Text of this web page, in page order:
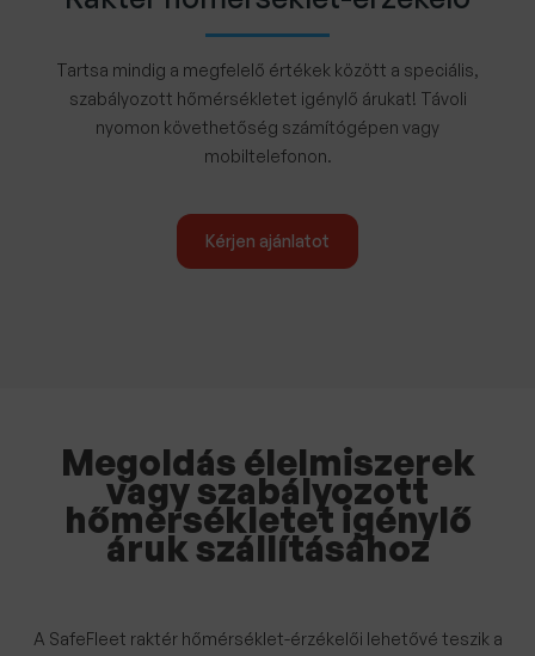
Tartsa mindig a megfelelő értékek között a speciális,
szabályozott hőmérsékletet igénylő árukat! Távoli
nyomon követhetőség számítógépen vagy
mobiltelefonon.
Kérjen ajánlatot
Megoldás élelmiszerek
vagy szabályozott
hőmérsékletet igénylő
áruk szállításához
A SafeFleet raktér hőmérséklet-érzékelői lehetővé teszik a